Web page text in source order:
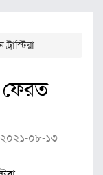
ফেরত
০৮-১৩